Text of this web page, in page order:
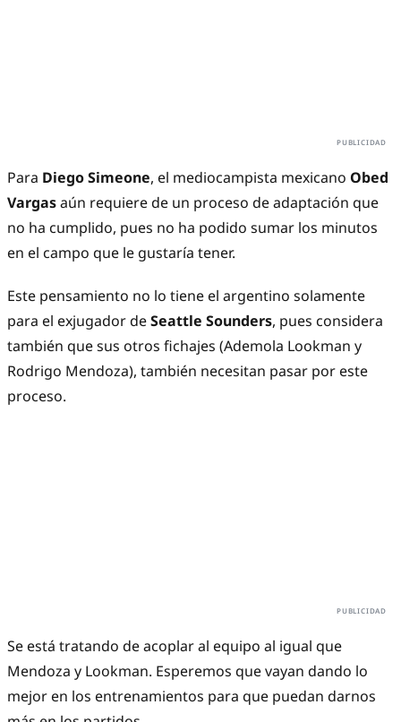
Para Diego Simeone, el mediocampista mexicano Obed
Vargasaún requiere de un proceso de adaptación que
no ha cumplido, pues no ha podido sumar los minutos
en el campo que le gustaría tener.
Este pensamiento no lo tiene el argentino solamente
para el exjugador deSeattle Sounders, pues considera
también que sus otros fichajes (Ademola Lookman y
Rodrigo Mendoza), también necesitan pasar por este
proceso.
Se está tratando de acoplar al equipo al igual que
Mendoza y Lookman. Esperemos que vayan dando lo
mejor en los entrenamientos para que puedan darnos